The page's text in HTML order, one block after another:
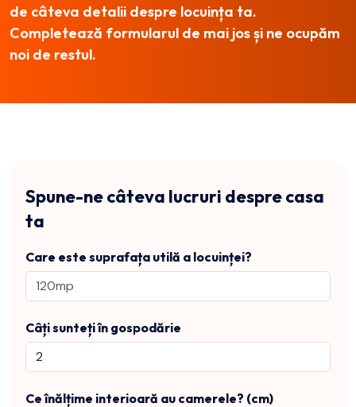
de câteva detalii despre locuința ta.
Completează formularul de mai jos și ne ocupăm
noi de restul.
Spune-ne câteva lucruri despre casa
ta
Care este suprafața utilă a locuinței?
Câți sunteți în gospodărie
Ce înălțime interioară au camerele? (cm)